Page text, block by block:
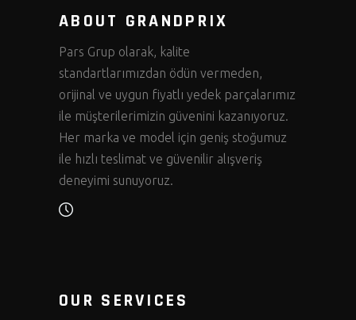
ABOUT GRANDPRIX
Pars Grup olarak, kalite
standartlarımızdan ödün vermeden,
orijinal ve uygun fiyatlı yedek parçalarımız
ile müşterilerimizin güvenini kazanıyoruz.
Her marka ve model için geniş stoğumuz
ile hızlı teslimat ve güvenilir alışveriş
deneyimi sunuyoruz.
OUR SERVICES